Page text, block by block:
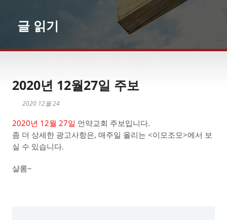
글 읽기
2020년 12월27일 주보
2020 12월 24
2020년 12월 27일 언약교회 주보입니다.
좀 더 상세한 광고사항은, 매주일 올리는 <이모조모>에서 보
실 수 있습니다.
샬롬~